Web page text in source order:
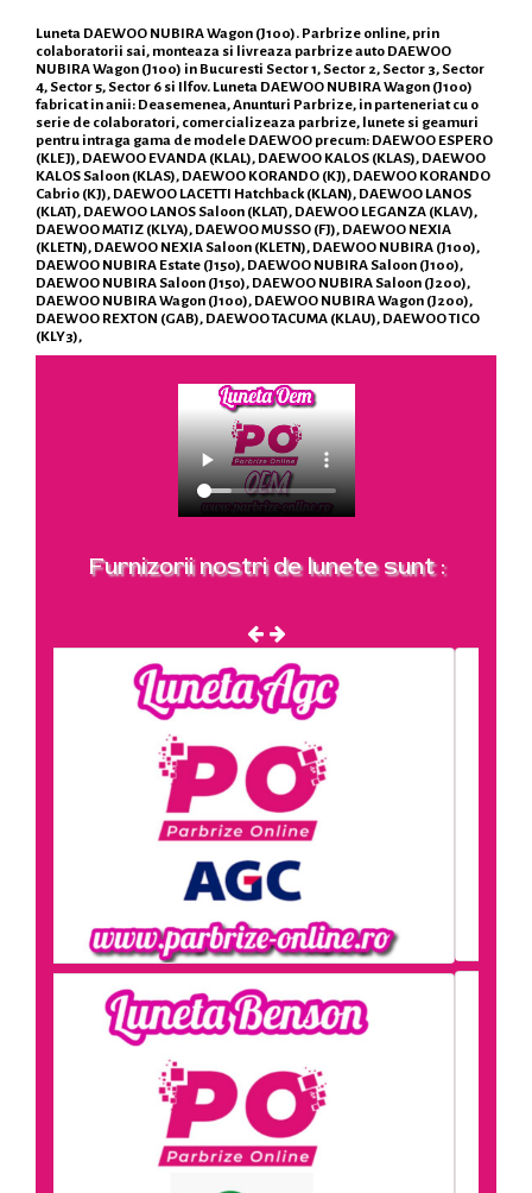
Luneta DAEWOO NUBIRA Wagon (J100). Parbrize online, prin
colaboratorii sai, monteaza si livreaza parbrize auto DAEWOO
NUBIRA Wagon (J100) in Bucuresti Sector 1, Sector 2, Sector 3, Sector
4, Sector 5, Sector 6 si Ilfov. Luneta DAEWOO NUBIRA Wagon (J100)
fabricat in anii: Deasemenea, Anunturi Parbrize, in parteneriat cu o
serie de colaboratori, comercializeaza parbrize, lunete si geamuri
pentru intraga gama de modele DAEWOO precum: DAEWOO ESPERO
(KLEJ), DAEWOO EVANDA (KLAL), DAEWOO KALOS (KLAS), DAEWOO
KALOS Saloon (KLAS), DAEWOO KORANDO (KJ), DAEWOO KORANDO
Cabrio (KJ), DAEWOO LACETTI Hatchback (KLAN), DAEWOO LANOS
(KLAT), DAEWOO LANOS Saloon (KLAT), DAEWOO LEGANZA (KLAV),
DAEWOO MATIZ (KLYA), DAEWOO MUSSO (FJ), DAEWOO NEXIA
(KLETN), DAEWOO NEXIA Saloon (KLETN), DAEWOO NUBIRA (J100),
DAEWOO NUBIRA Estate (J150), DAEWOO NUBIRA Saloon (J100),
DAEWOO NUBIRA Saloon (J150), DAEWOO NUBIRA Saloon (J200),
DAEWOO NUBIRA Wagon (J100), DAEWOO NUBIRA Wagon (J200),
DAEWOO REXTON (GAB), DAEWOO TACUMA (KLAU), DAEWOO TICO
(KLY3),
Furnizorii nostri de lunete sunt :